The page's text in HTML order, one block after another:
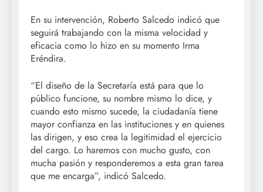
En su intervención, Roberto Salcedo indicó que
seguirá trabajando con la misma velocidad y
eficacia como lo hizo en su momento Irma
Eréndira.
“El diseño de la Secretaría está para que lo
público funcione, su nombre mismo lo dice, y
cuando esto mismo sucede, la ciudadanía tiene
mayor confianza en las instituciones y en quienes
las dirigen, y eso crea la legitimidad el ejercicio
del cargo. Lo haremos con mucho gusto, con
mucha pasión y responderemos a esta gran tarea
que me encarga”, indicó Salcedo.